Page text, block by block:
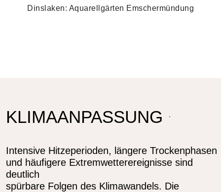
Dinslaken: Aquarellgärten Emschermündung
KLIMAANPASSUNG
Intensive Hitzeperioden, längere Trockenphasen
und häufigere Extremwetterereignisse sind
deutlich
spürbare Folgen des Klimawandels. Die